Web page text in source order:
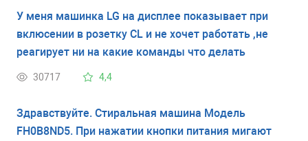
У меня машинка LG на дисплее показывает при
вклюсении в розетку CL и не хочет работать ,не
реагирует ни на какие команды что делать
30717 4,4
Здравствуйте. Стиральная машина Модель
FH0B8ND5. При нажатии кнопки питания мигают